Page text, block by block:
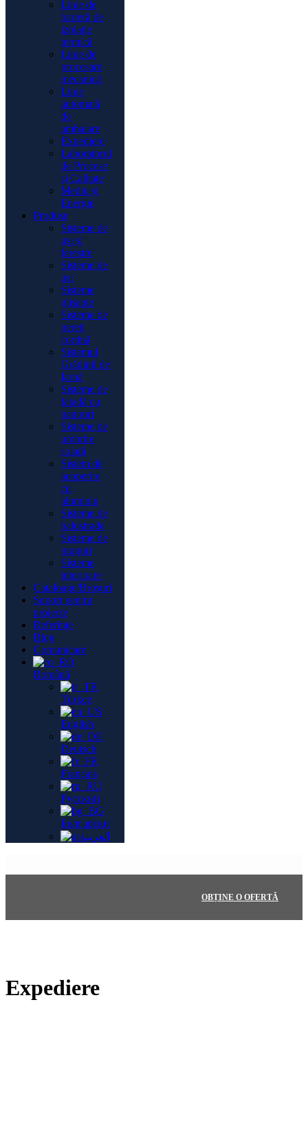
Linie de
barieră de
izolație
termică
Linie de
procesare
mecanică
Linie
automată
de
ambalare
Expediere
Laboratorul
de Procese
și Calitate
Mediu și
Energie
Produse
Sisteme de
uși și
ferestre
Sisteme de
uși
Sisteme
glisante
Sisteme de
pereți
cortină
Sistemul
Grădinii de
Iarnă
Sisteme de
fațadă cu
panouri
Sisteme de
umbrire
solară
Sistem de
acoperire
cu
aluminiu
Sisteme de
balustrade
Sisteme de
praguri
Sisteme
interioare
Cataloage/Broșuri
Suport pentru
proiecte
Referințe
Blog
Comunicare
Română
Türkçe
English
Deutsch
Français
Русский
Български
العربية
OBȚINE O OFERTĂ
Expediere